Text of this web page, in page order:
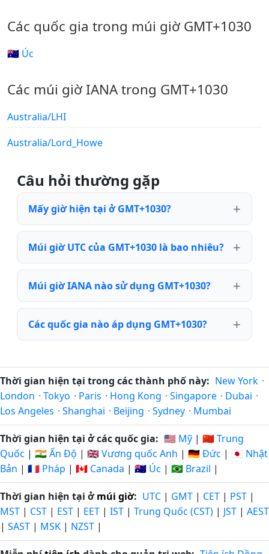
Các quốc gia trong múi giờ GMT+1030
🇦🇺 Úc
Các múi giờ IANA trong GMT+1030
Australia/LHI
Australia/Lord_Howe
Câu hỏi thường gặp
Mấy giờ hiện tại ở GMT+1030?
Múi giờ UTC của GMT+1030 là bao nhiêu?
Múi giờ IANA nào sử dụng GMT+1030?
Các quốc gia nào áp dụng GMT+1030?
Thời gian hiện tại trong các thành phố này: New York ·
London · Tokyo · Paris · Hong Kong · Singapore · Dubai ·
Los Angeles · Shanghai · Beijing · Sydney · Mumbai
Thời gian hiện tại ở các quốc gia: 🇺🇸 Mỹ | 🇨🇳 Trung
Quốc | 🇮🇳 Ấn Độ | 🇬🇧 Vương quốc Anh | 🇩🇪 Đức | 🇯🇵 Nhật
Bản | 🇫🇷 Pháp | 🇨🇦 Canada | 🇦🇺 Úc | 🇧🇷 Brazil |
Thời gian hiện tại ởmúi giờ: UTC | GMT | CET | PST |
MST | CST | EST | EET | IST | Trung Quốc (CST) | JST | AEST
| SAST | MSK | NZST |